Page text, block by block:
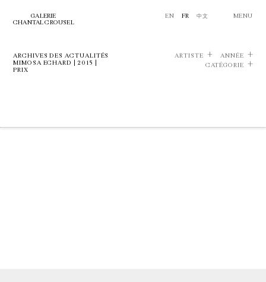
GALERIE
CHANTAL CROUSEL
EN FR 中文 MENU
ARCHIVES DES ACTUALITÉS
MIMOSA ECHARD | 2015 |
PRIX
ARTISTE
ANNÉE
CATÉGORIE